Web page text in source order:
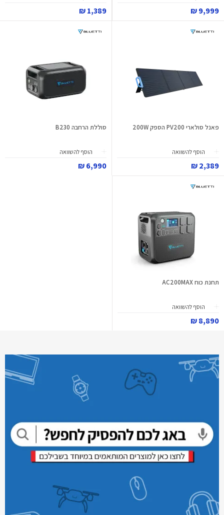
9,999 ₪
1,389 ₪
פאנל סולארי PV200 הספק 200W
הוסף להשוואה
2,389 ₪
סוללת הרחבה B230
הוסף להשוואה
6,990 ₪
תחנת כוח AC200MAX
הוסף להשוואה
8,890 ₪